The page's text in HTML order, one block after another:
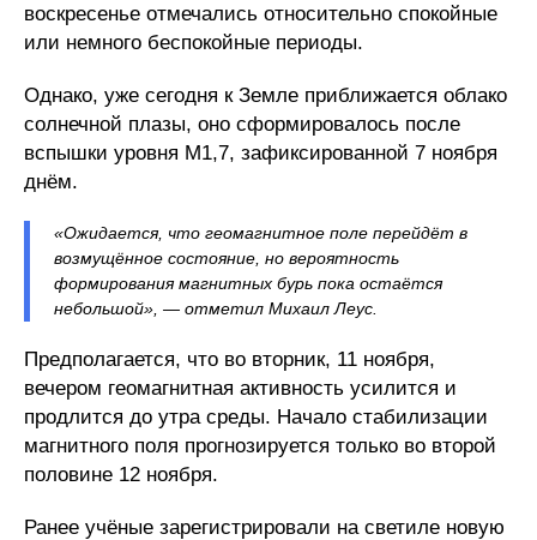
воскресенье отмечались относительно спокойные
или немного беспокойные периоды.
Однако, уже сегодня к Земле приближается облако
солнечной плазы, оно сформировалось после
вспышки уровня М1,7, зафиксированной 7 ноября
днём.
«Ожидается, что геомагнитное поле перейдёт в
возмущённое состояние, но вероятность
формирования магнитных бурь пока остаётся
небольшой», — отметил Михаил Леус.
Предполагается, что во вторник, 11 ноября,
вечером геомагнитная активность усилится и
продлится до утра среды. Начало стабилизации
магнитного поля прогнозируется только во второй
половине 12 ноября.
Ранее учёные зарегистрировали на светиле новую